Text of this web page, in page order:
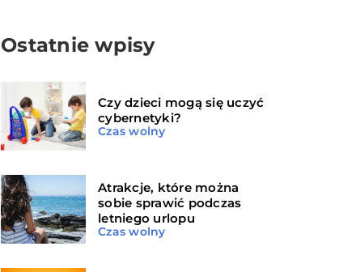
Ostatnie wpisy
Czy dzieci mogą się uczyć
cybernetyki?
Czas wolny
Atrakcje, które można
sobie sprawić podczas
letniego urlopu
Czas wolny